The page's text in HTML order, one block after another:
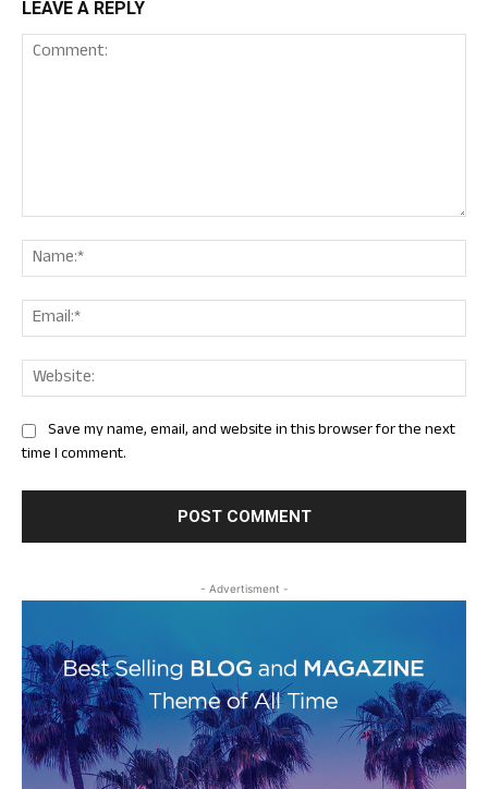
LEAVE A REPLY
Save my name, email, and website in this browser for the next
time I comment.
- Advertisment -